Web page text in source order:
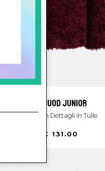
douuod junior
Pull Con Dettagli In Tulle
€ 131.00